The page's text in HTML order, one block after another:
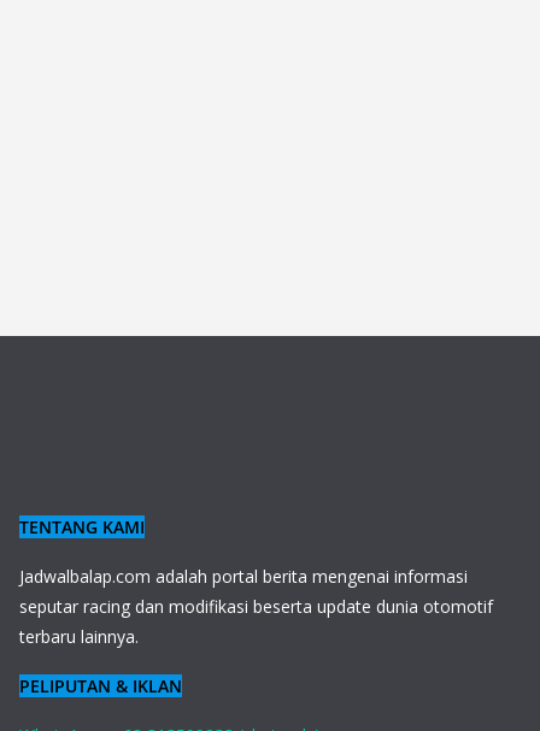
TENTANG KAMI
Jadwalbalap.com adalah portal berita mengenai informasi
seputar racing dan modifikasi beserta update dunia otomotif
terbaru lainnya.
PELIPUTAN & IKLAN